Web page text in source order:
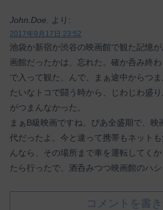
John.Doe. より:
2017年9月17日 23:52
池袋か新宿か渋谷の映画館で観た記憶
画館だったかは、忘れた。確か呑み終
で入って観た、んで、まぁ途中からつ
たいなトコで闘う時から、じわじわ盛
がつまんなかった。
まぁB級映画ですね、ぴあ全盛期で、
代だったよ。今と違って携帯もネット
んなら、その場所まで車を運転してく
たら行ったで、酒呑みつつ映画館のハシ
コメントを書